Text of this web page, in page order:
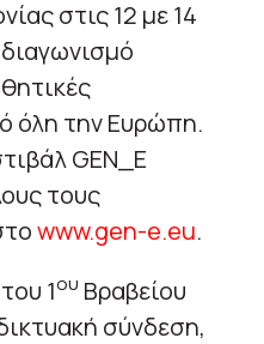
στις 12 με 14
όλη την Ευρώπη.
GEN_E
τους
www.gen-e.eu.
1ου Βραβείου
σύνδεση,